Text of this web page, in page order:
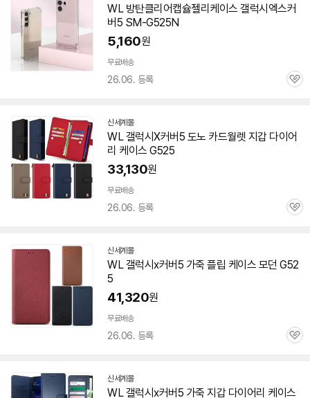
WL 방탄클리어캡슐젤리케이스 갤럭시엑스커
버5 SM-G525N
5,160원
무료배송
26.06. 등록
관
신세계몰
WL 갤럭시X커버5 도노 카드월렛 지갑 다이어
리 케이스 G525
33,130원
무료배송
26.06. 등록
관
신세계몰
WL 갤럭시x커버5 가죽 플립 케이스 모던 G52
5
41,320원
무료배송
26.06. 등록
관
신세계몰
WL 갤럭시x커버5 가죽 지갑 다이어리 케이스